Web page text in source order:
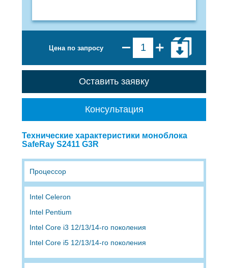
Цена по запросу
Оставить заявку
Консультация
Технические характеристики моноблока
SafeRay S2411 G3R
Процессор
Intel Celeron
Intel Pentium
Intel Core i3 12/13/14-го поколения
Intel Core i5 12/13/14-го поколения